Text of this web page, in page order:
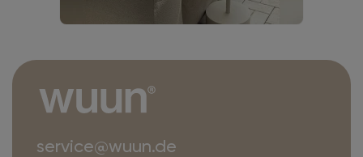
service@wuun.de